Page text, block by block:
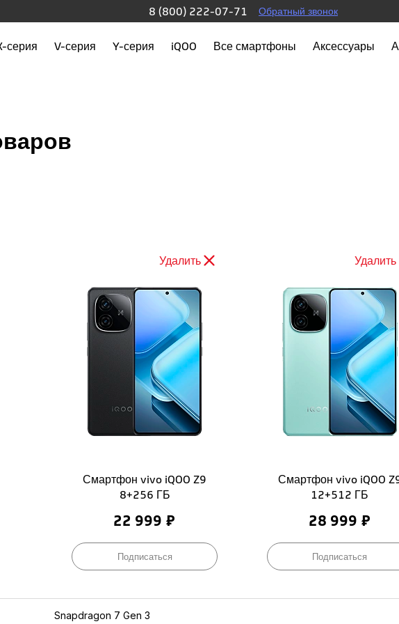
8 (800) 222-07-71 Обратный звонок
серия V-серия Y-серия iQOO Все смартфоны Аксессуары
Удалить
Смартфон vivo iQOO Z9
8+256 ГБ
22 999 ₽
Подписаться
Удалить
Смартфон vivo iQOO
12+512 ГБ
28 999 ₽
Подписаться
Snapdragon 7 Gen 3